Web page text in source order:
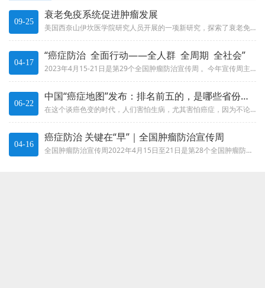
09-25
衰老免疫系统促进肿瘤发展
美国西奈山伊坎医学院研究人员开展的一项新研究，探索了衰老免疫系统是如何促进肿瘤生长的，为癌症预防和治疗提供了新见解。相关...
04-17
“癌症防治 全面行动——全人群 全周期 全社会”
2023年4月15-21日是第29个全国肿瘤防治宣传周 。今年宣传周主题是“癌症防治 全面行动——全人群 全周期 全社会...
06-22
中国“癌症地图”发布：排名前五的，是哪些省份？建议自查
在这个谈癌色变的时代，人们害怕生病，尤其害怕癌症，因为不论对个人还是家庭而言，除了生命遭受威胁，罹患癌症意味着辛苦多年为...
04-16
癌症防治 关键在“早”｜全国肿瘤防治宣传周
全国肿瘤防治宣传周2022年4月15日至21日是第28个全国肿瘤防治宣传周，今年的主题是“癌症防治 早早行动”。癌症是严...